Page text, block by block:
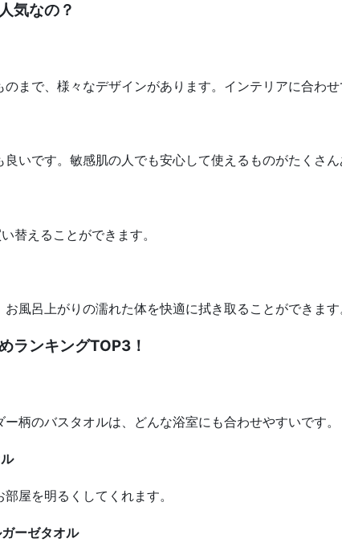
気なの？
まで、様々なデザインがあります。インテリアに合わせ
いです。敏感肌の人でも安心して使えるものがたくさん
替えることができます。
風呂上がりの濡れた体を快適に拭き取ることができます
ランキングTOP3！
柄のバスタオルは、どんな浴室にも合わせやすいです。
屋を明るくしてくれます。
ーゼタオル